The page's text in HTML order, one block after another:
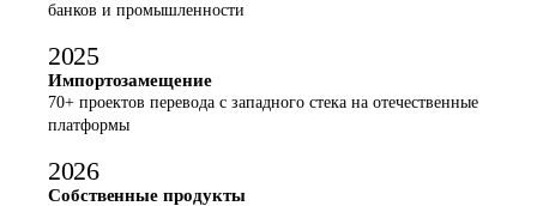
банков и промышленности
2025
Импортозамещение
70+ проектов перевода с западного стека на отечественные
платформы
2026
Собственные продукты